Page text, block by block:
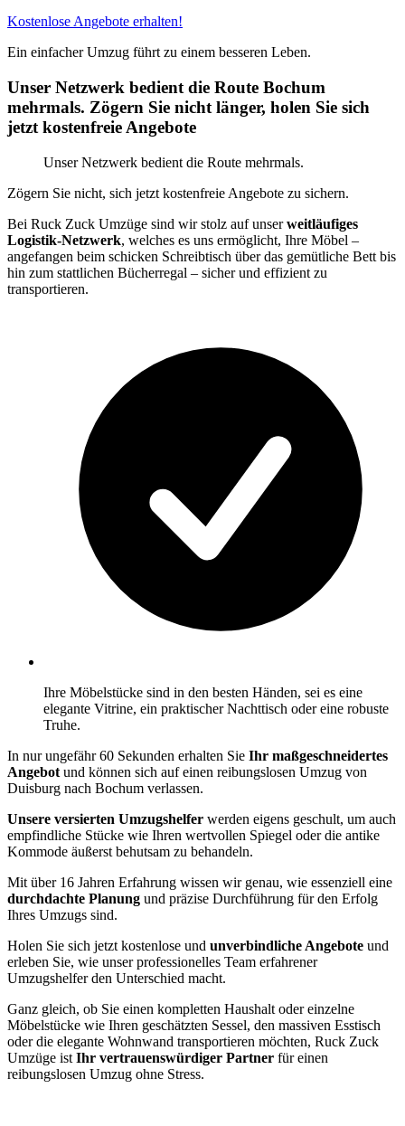
Kostenlose Angebote erhalten!
Ein einfacher Umzug führt zu einem besseren Leben.
Unser Netzwerk bedient die Route Bochum
mehrmals. Zögern Sie nicht länger, holen Sie sich
jetzt kostenfreie Angebote
Unser Netzwerk bedient die Route mehrmals.
Zögern Sie nicht, sich jetzt kostenfreie Angebote zu sichern.
Bei Ruck Zuck Umzüge sind wir stolz auf unserweitläufiges
Logistik-Netzwerk, welches es uns ermöglicht, Ihre Möbel –
angefangen beim schicken Schreibtisch über das gemütliche Bett bis
hin zum stattlichen Bücherregal – sicher und effizient zu
transportieren.
Ihre Möbelstücke sind in den besten Händen, sei es eine
elegante Vitrine, ein praktischer Nachttisch oder eine robuste
Truhe.
In nur ungefähr 60 Sekunden erhalten Sie Ihr maßgeschneidertes
Angebot und können sich auf einen reibungslosen Umzug von
Duisburg nach Bochum verlassen.
Unsere versierten Umzugshelfer werden eigens geschult, um auch
empfindliche Stücke wie Ihren wertvollen Spiegel oder die antike
Kommode äußerst behutsam zu behandeln.
Mit über 16 Jahren Erfahrung wissen wir genau, wie essenziell eine
durchdachte Planung und präzise Durchführung für den Erfolg
Ihres Umzugs sind.
Holen Sie sich jetzt kostenlose und unverbindliche Angebote und
erleben Sie, wie unser professionelles Team erfahrener
Umzugshelfer den Unterschied macht.
Ganz gleich, ob Sie einen kompletten Haushalt oder einzelne
Möbelstücke wie Ihren geschätzten Sessel, den massiven Esstisch
oder die elegante Wohnwand transportieren möchten, Ruck Zuck
Umzüge ist Ihr vertrauenswürdiger Partner für einen
reibungslosen Umzug ohne Stress.